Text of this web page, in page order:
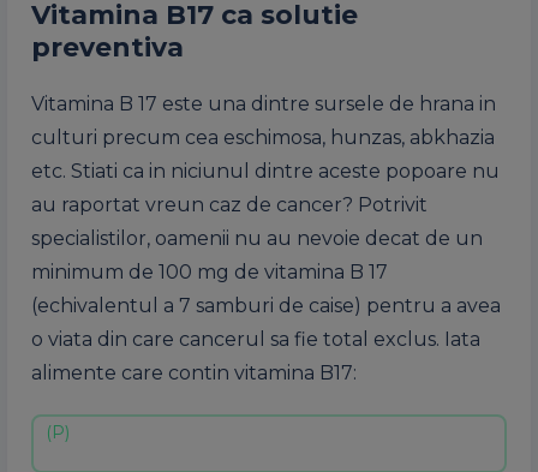
Vitamina B17 ca solutie
preventiva
Vitamina B 17 este una dintre sursele de hrana in
culturi precum cea eschimosa, hunzas, abkhazia
etc. Stiati ca in niciunul dintre aceste popoare nu
au raportat vreun caz de cancer? Potrivit
specialistilor, oamenii nu au nevoie decat de un
minimum de 100 mg de vitamina B 17
(echivalentul a 7 samburi de caise) pentru a avea
o viata din care cancerul sa fie total exclus. Iata
alimente care contin vitamina B17: